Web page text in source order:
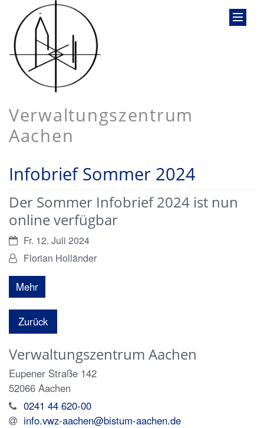
Verwaltungszentrum
Aachen
Infobrief Sommer 2024
Der Sommer Infobrief 2024 ist nun
online verfügbar
Datum:Fr. 12. Juli 2024
Von:Florian Holländer
Mehr
Zurück
Verwaltungszentrum Aachen
Eupener Straße 142
52066 Aachen
0241 44 620-00
info.vwz-aachen@bistum-aachen.de